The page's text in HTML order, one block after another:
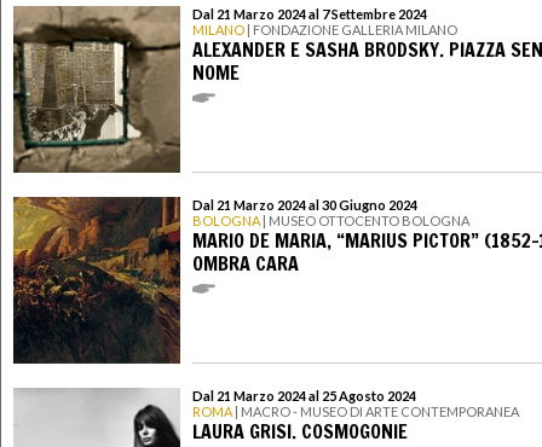
Dal 21 Marzo 2024 al 7 Settembre 2024
MILANO | FONDAZIONE GALLERIA MILANO
ALEXANDER E SASHA BRODSKY. PIAZZA
NOME
Dal 21 Marzo 2024 al 30 Giugno 2024
BOLOGNA | MUSEO OTTOCENTO BOLOGNA
MARIO DE MARIA, “MARIUS PICTOR”
OMBRA CARA
Dal 21 Marzo 2024 al 25 Agosto 2024
ROMA | MACRO - MUSEO DI ARTE CONTEMPORANEA
LAURA GRISI. COSMOGONIE